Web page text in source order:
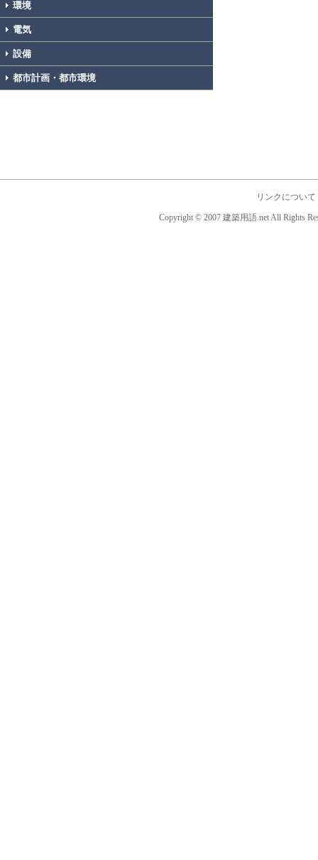
環境
電気
設備
都市計画・都市環境
リンクについて
Copyright © 2007 建築用語.net All Rights